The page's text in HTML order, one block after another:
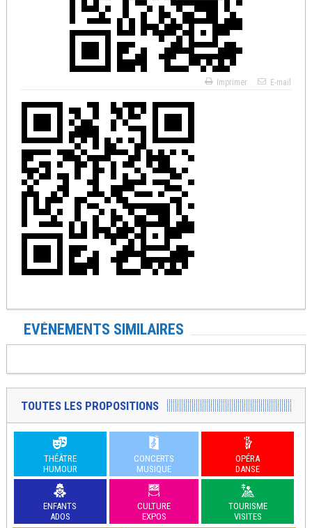
Imprimer E-mail
EVÉNEMENTS SIMILAIRES
TOUTES LES PROPOSITIONS
THÉÂTRE
HUMOUR
CONCERTS
MUSIQUE
OPÉRA
DANSE
ENFANTS
ADOS
CULTURE
EXPOS
TOURISME
VISITES